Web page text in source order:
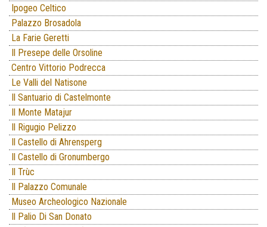
Ipogeo Celtico
Palazzo Brosadola
La Farie Geretti
Il Presepe delle Orsoline
Centro Vittorio Podrecca
Le Valli del Natisone
Il Santuario di Castelmonte
Il Monte Matajur
Il Rigugio Pelizzo
Il Castello di Ahrensperg
Il Castello di Gronumbergo
Il Trùc
Il Palazzo Comunale
Museo Archeologico Nazionale
Il Palio Di San Donato